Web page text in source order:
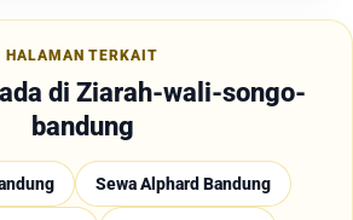
bus jika jumlah
lebih dari 20 orang.
memilih bus untuk 25
orang, sehingga lebih
kapasitas tempat
HALAMAN TERKAIT
di Ziarah-wali-songo-
bandung
Sewa Alphard Bandung